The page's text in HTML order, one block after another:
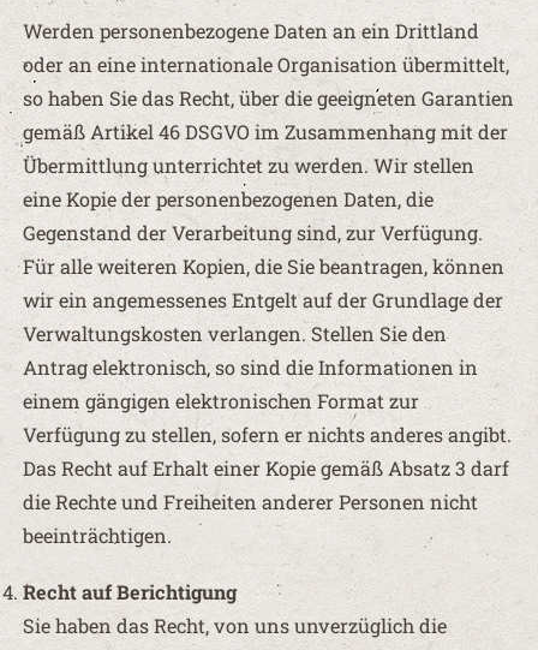
Werden personenbezogene Daten an ein Drittland
oder an eine internationale Organisation übermittelt,
so haben Sie das Recht, über die geeigneten Garantien
gemäß Artikel 46 DSGVO im Zusammenhang mit der
Übermittlung unterrichtet zu werden. Wir stellen
eine Kopie der personenbezogenen Daten, die
Gegenstand der Verarbeitung sind, zur Verfügung.
Für alle weiteren Kopien, die Sie beantragen, können
wir ein angemessenes Entgelt auf der Grundlage der
Verwaltungskosten verlangen. Stellen Sie den
Antrag elektronisch, so sind die Informationen in
einem gängigen elektronischen Format zur
Verfügung zu stellen, sofern er nichts anderes angibt.
Das Recht auf Erhalt einer Kopie gemäß Absatz 3 darf
die Rechte und Freiheiten anderer Personen nicht
beeinträchtigen.
Recht auf Berichtigung
Sie haben das Recht, von uns unverzüglich die